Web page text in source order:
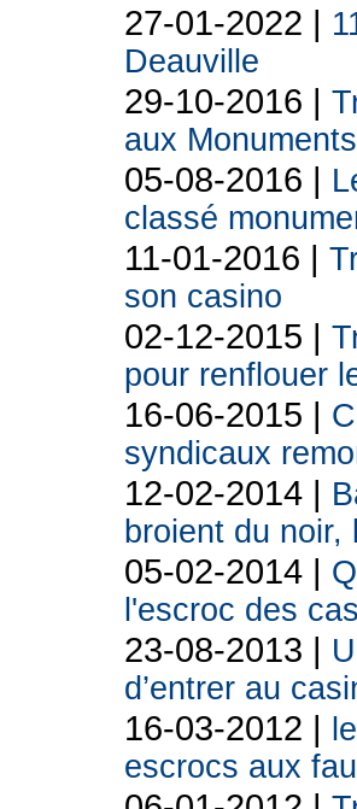
27-01-2022 |
Deauville
29-10-2016 |
aux
05-08-2016 |
classé
11-01-2016 |
son casino
02-12-2015 |
pour renflouer
16-06-2015 |
syndicaux
12-02-2014 |
broient du
05-02-2014 |
l'escroc des
23-08-2013 |
d’entrer au
16-03-2012 |
escrocs aux